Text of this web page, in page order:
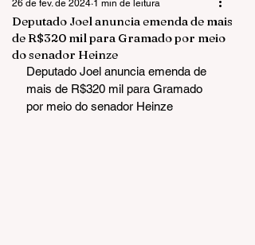
Deputado Joel anuncia emenda de mais
de R$320 mil para Gramado por meio
do senador Heinze
26 de fev. de 2024 1 min de leitura
Deputado Joel anuncia emenda de
mais de R$320 mil para Gramado
por meio do senador Heinze